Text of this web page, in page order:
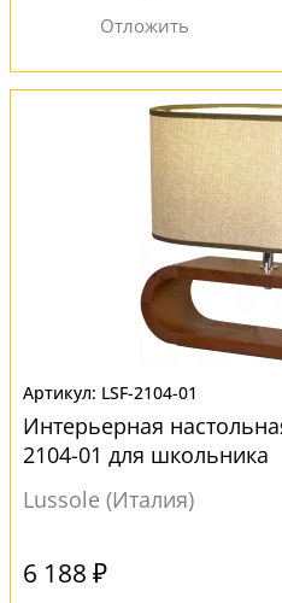
LSF-2104-01
Интерьерная
2104-01 для школьника
Lussole (Италия)
6 188 ₽